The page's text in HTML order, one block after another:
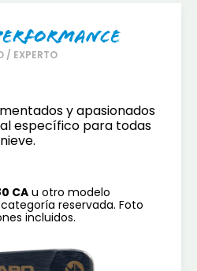
/ EXPERTO
y apasionados
específico para todas
CA u otro modelo
reservada. Foto
incluidos.